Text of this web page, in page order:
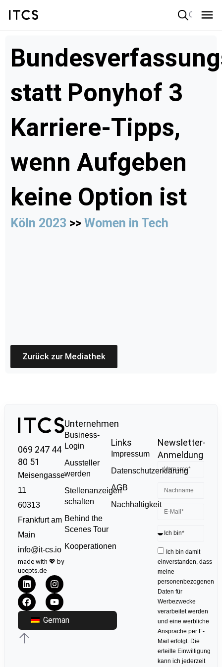
statt Ponyhof 3
Karriere-Tipps,
wenn Aufgeben
keine Option ist
Köln 2023 >> Women in Tech
Zurück zur Mediathek
069 247 44
80 51
Meisengasse
11
60313
Frankfurt am
Main
info@it-cs.io
made with 💖 by
ucepts.de
German
Unternehmen
Business-
Login
Aussteller
werden
Stellenanzeigen
schalten
Behind the
Scenes Tour
Kooperationen
Links
Impressum
Datenschutzerklärung
AGB
Nachhaltigkeit
Newsletter-
Anmeldung
Ich bin damit
einverstanden, dass
meine
personenbezogenen
Daten für
Werbezwecke
verarbeitet werden
und eine werbliche
Ansprache per E-
Mail erfolgt. Die
erteilte Einwilligung
kann ich jederzeit